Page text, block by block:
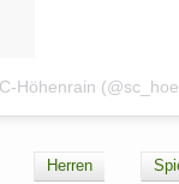
Herren